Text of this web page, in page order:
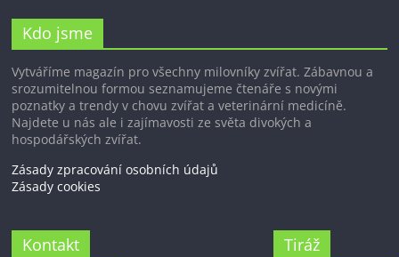
Kdo jsme
Vytváříme magazín pro všechny milovníky zvířat. Zábavnou a
srozumitelnou formou seznamujeme čtenáře s novými
poznatky a trendy v chovu zvířat a veterinární medicíně.
Najdete u nás ale i zajímavosti ze světa divokých a
hospodářských zvířat.
Zásady zpracování osobních údajů
Zásady cookies
Kontakt Tiráž